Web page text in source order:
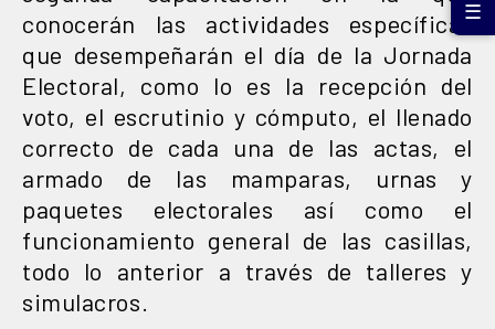
conocerán las actividades específicas
que desempeñarán el día de la Jornada
Electoral, como lo es la recepción del
voto, el escrutinio y cómputo, el llenado
correcto de cada una de las actas, el
armado de las mamparas, urnas y
paquetes electorales así como el
funcionamiento general de las casillas,
todo lo anterior a través de talleres y
simulacros.
☰